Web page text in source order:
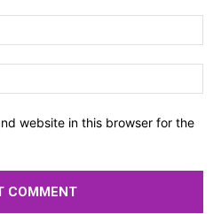
website in this browser for the